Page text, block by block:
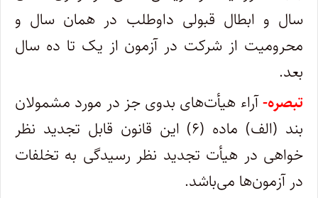
سال و ابطال قبولی داوطلب در همان سال و
محرومیت از شرکت در آزمون از یک تا ده سال
بعد.
تبصره-آراء هیأت‌های بدوی جز در مورد مشمولان
بند (الف) ماده (۶) این قانون قابل تجدید نظر
خواهی در هیأت تجدید نظر رسیدگی به تخلفات
در آزمون‌ها می‌باشد.